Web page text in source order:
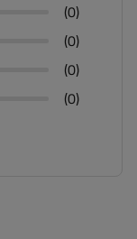
(0)
(0)
(0)
(0)